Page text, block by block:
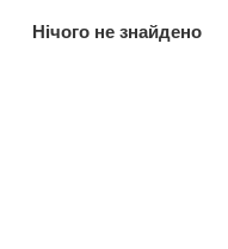
Нiчого не знайдено